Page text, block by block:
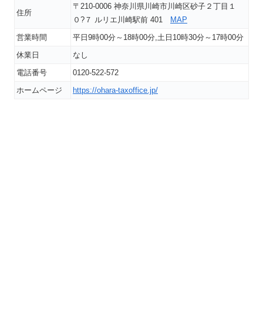
住所
〒210-0006 神奈川県川崎市川崎区砂子２丁目１
０?７ ルリエ川崎駅前 401
MAP
営業時間
平日9時00分～18時00分,土日10時30分～17時00分
休業日
なし
電話番号
0120-522-572
ホームページ
https://ohara-taxoffice.jp/